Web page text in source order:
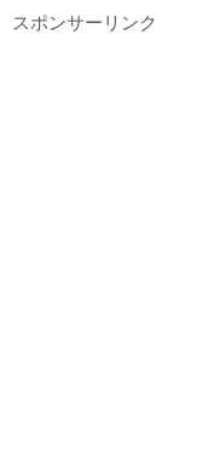
スポンサーリンク